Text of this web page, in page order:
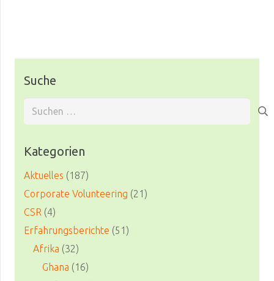
Suche
Suchen
nach:
Kategorien
Aktuelles (187)
Corporate Volunteering (21)
CSR (4)
Erfahrungsberichte (51)
Afrika (32)
Ghana (16)